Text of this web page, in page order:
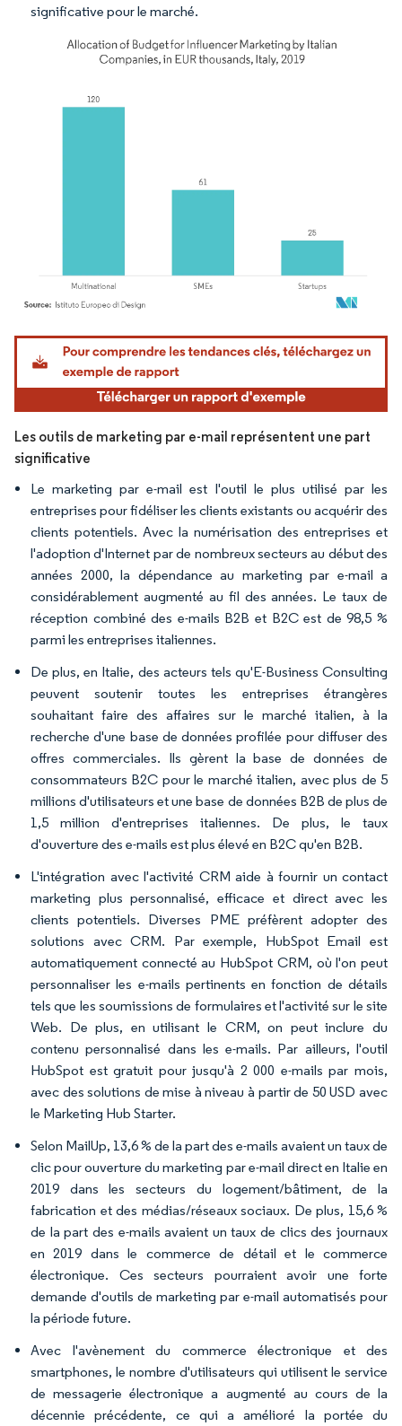
significative pour le marché.
Image © Mordor Intelligence. La réutilisation nécessite une attribution sous CC BY
Les outils de marketing par e-mail représentent une part
significative
Le marketing par e-mail est l'outil le plus utilisé par les
entreprises pour fidéliser les clients existants ou acquérir des
clients potentiels. Avec la numérisation des entreprises et
l'adoption d'Internet par de nombreux secteurs au début des
années 2000, la dépendance au marketing par e-mail a
considérablement augmenté au fil des années. Le taux de
réception combiné des e-mails B2B et B2C est de 98,5 %
parmi les entreprises italiennes.
De plus, en Italie, des acteurs tels qu'E-Business Consulting
peuvent soutenir toutes les entreprises étrangères
souhaitant faire des affaires sur le marché italien, à la
recherche d'une base de données profilée pour diffuser des
offres commerciales. Ils gèrent la base de données de
consommateurs B2C pour le marché italien, avec plus de 5
millions d'utilisateurs et une base de données B2B de plus de
1,5 million d'entreprises italiennes. De plus, le taux
d'ouverture des e-mails est plus élevé en B2C qu'en B2B.
L'intégration avec l'activité CRM aide à fournir un contact
marketing plus personnalisé, efficace et direct avec les
clients potentiels. Diverses PME préfèrent adopter des
solutions avec CRM. Par exemple, HubSpot Email est
automatiquement connecté au HubSpot CRM, où l'on peut
personnaliser les e-mails pertinents en fonction de détails
tels que les soumissions de formulaires et l'activité sur le site
Web. De plus, en utilisant le CRM, on peut inclure du
contenu personnalisé dans les e-mails. Par ailleurs, l'outil
HubSpot est gratuit pour jusqu'à 2 000 e-mails par mois,
avec des solutions de mise à niveau à partir de 50 USD avec
le Marketing Hub Starter.
Selon MailUp, 13,6 % de la part des e-mails avaient un taux de
clic pour ouverture du marketing par e-mail direct en Italie en
2019 dans les secteurs du logement/bâtiment, de la
fabrication et des médias/réseaux sociaux. De plus, 15,6 %
de la part des e-mails avaient un taux de clics des journaux
en 2019 dans le commerce de détail et le commerce
électronique. Ces secteurs pourraient avoir une forte
demande d'outils de marketing par e-mail automatisés pour
la période future.
Avec l'avènement du commerce électronique et des
smartphones, le nombre d'utilisateurs qui utilisent le service
de messagerie électronique a augmenté au cours de la
décennie précédente, ce qui a amélioré la portée du